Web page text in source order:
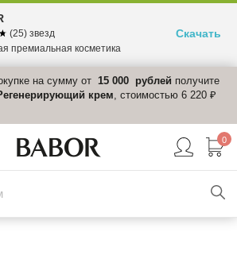
на сумму от 15 000 рублей получите
крем, стоимостью 6 220 ₽
0
(25) звезд
премиальная косметика
Скачать